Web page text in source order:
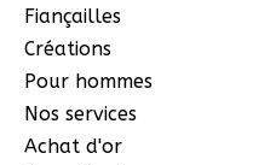
Fiançailles
Créations
Pour hommes
Nos services
Achat d'or